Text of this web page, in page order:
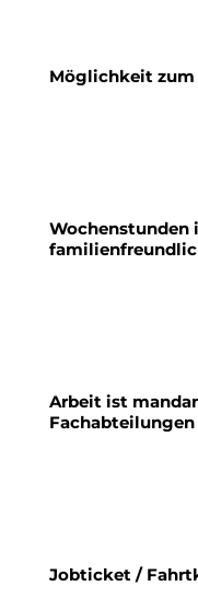
Möglichkeit
Wochenstunden
Arbeit ist
Fachabteilungen
Jobticket /